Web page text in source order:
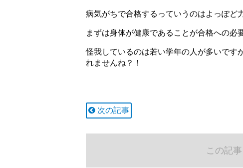
病気がちで合格するっていうのはよっぽど
まずは身体が健康であることが合格への必
怪我しているのは若い学年の人が多いです
れませんね？！
次の記事
この記